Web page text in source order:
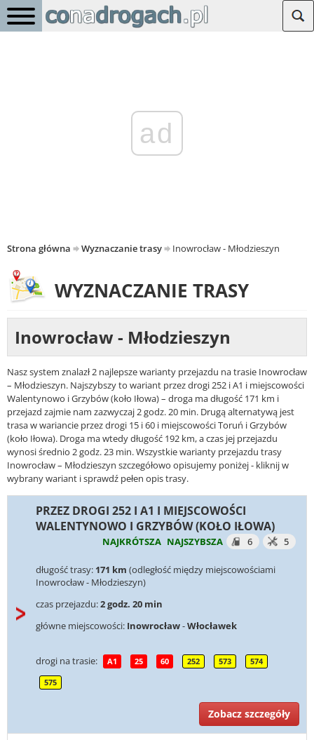
ad
Strona główna Wyznaczanie trasy Inowrocław - Młodzieszyn
WYZNACZANIE TRASY
Inowrocław - Młodzieszyn
Nasz system znalazł 2 najlepsze warianty przejazdu na trasie Inowrocław
– Młodzieszyn. Najszybszy to wariant przez drogi 252 i A1 i miejscowości
Walentynowo i Grzybów (koło Iłowa) – droga ma długość 171 km i
przejazd zajmie nam zazwyczaj 2 godz. 20 min. Drugą alternatywą jest
trasa w wariancie przez drogi 15 i 60 i miejscowości Toruń i Grzybów
(koło Iłowa). Droga ma wtedy długość 192 km, a czas jej przejazdu
wynosi średnio 2 godz. 23 min. Wszystkie warianty przejazdu trasy
Inowrocław – Młodzieszyn szczegółowo opisujemy poniżej - kliknij w
wybrany wariant i sprawdź pełen opis trasy.
PRZEZ DROGI 252 I A1 I MIEJSCOWOŚCI
WALENTYNOWO I GRZYBÓW (KOŁO IŁOWA)
NAJKRÓTSZA NAJSZYBSZA 6 5
długość trasy: 171 km (odległość między miejscowościami
Inowrocław - Młodzieszyn)
czas przejazdu:2 godz. 20 min
główne miejscowości: Inowrocław-Włocławek
drogi na trasie: A1 25 60 252 573 574
575
Zobacz szczegóły